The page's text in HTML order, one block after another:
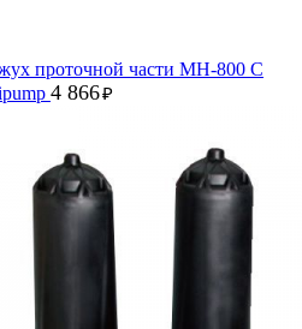
проточной части MH-800 С
4 866₽